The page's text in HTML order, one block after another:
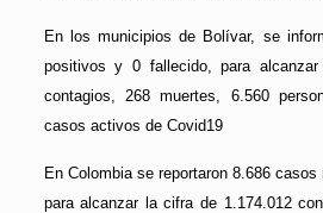
En los municipios de Bolívar, se
positivos y 0 fallecido, para
contagios, 268 muertes, 6.560
casos activos de Covid19
En Colombia se reportaron 8.686 casos
para alcanzar la cifra de 1.174.012